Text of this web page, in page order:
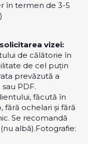
în termen de 3-5
vizei:
de călătorie în
de cel puțin
prevăzută a
PDF.
făcută în
fără ochelari și fără
Se recomandă
albă).Fotografie: